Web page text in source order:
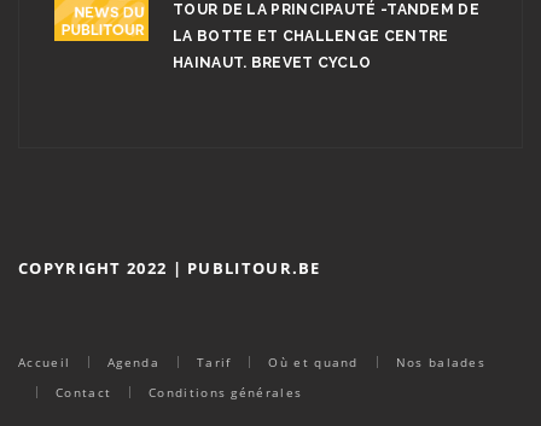
TOUR DE LA PRINCIPAUTÉ -TANDEM DE
LA BOTTE ET CHALLENGE CENTRE
HAINAUT. BREVET CYCLO
COPYRIGHT 2022 | PUBLITOUR.BE
Accueil Agenda Tarif Où et quand
Nos balades
Contact
Conditions générales